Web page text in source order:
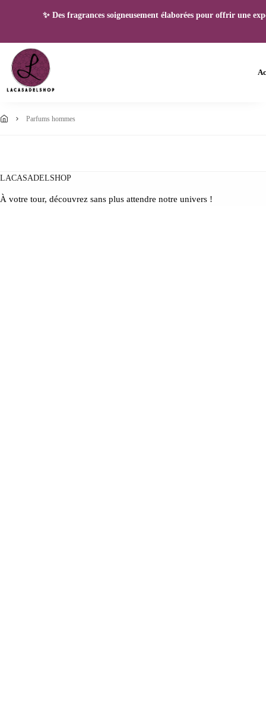
✨ Des fragrances soigneusement élaborées pour offrir une
parfums hommes
LACASADELSHOP
À votre tour, découvrez sans plus attendre notre univers !